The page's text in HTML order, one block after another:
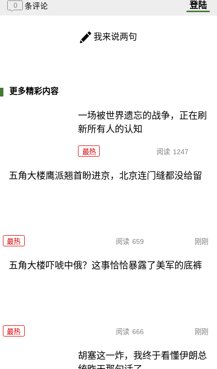
0 条评论 登陆
我来说两句
更多精彩内容
一场被世界遗忘的战争，正在刷
新所有人的认知
最热 阅读 1247
五角大楼鹰派翘首盼进京，北京连门缝都没给留
最热 阅读 659 刚刚
五角大楼吓唬中俄？这事恰恰暴露了美军的底裤
最热 阅读 666 刚刚
胡塞这一炸，我终于看懂伊朗总